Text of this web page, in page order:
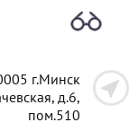
г.Минск
д.6,
пом.510